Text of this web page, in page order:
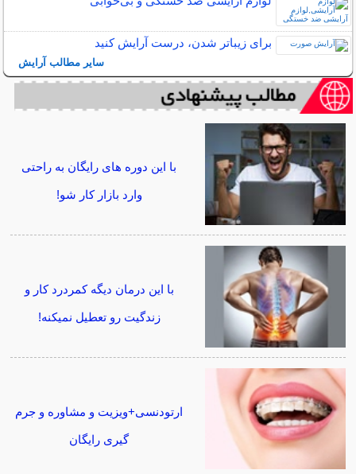
برای زیباتر شدن، درست آرایش کنید
سایر مطالب آرایش
با این دوره های رایگان به راحتی
وارد بازار کار شو!
با این درمان دیگه کمردرد کار و
زندگیت رو تعطیل نمیکنه!
ارتودنسی+ویزیت و مشاوره و جرم
گیری رایگان